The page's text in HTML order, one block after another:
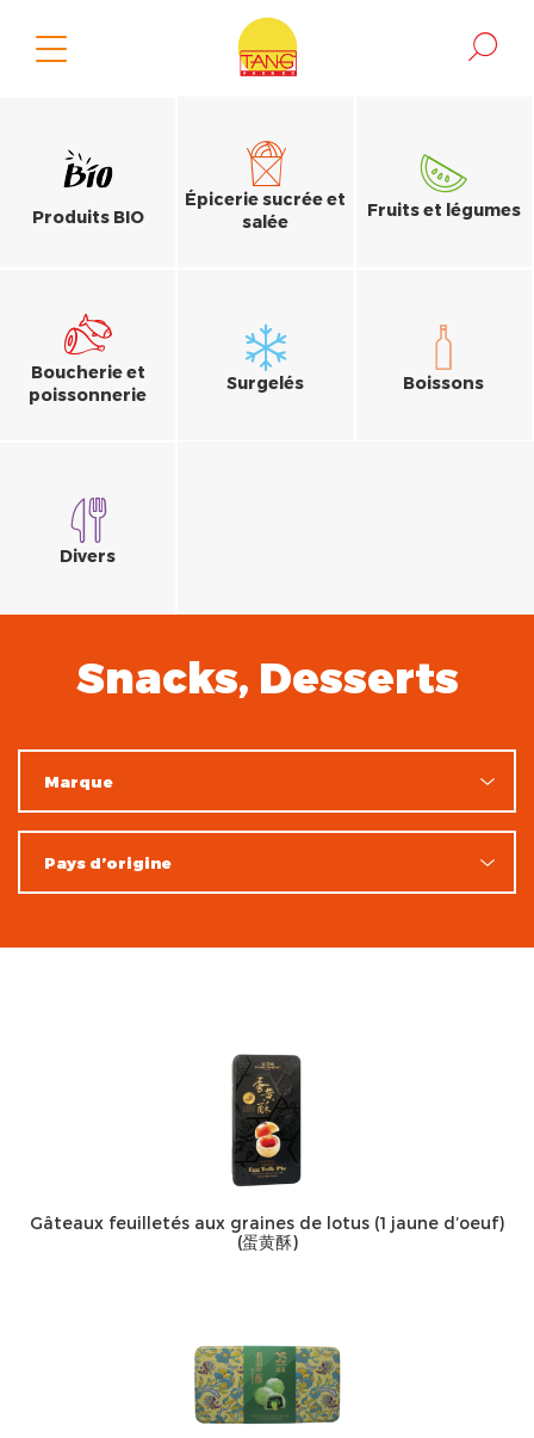
Produits BIO
Épicerie sucrée et
salée
Fruits et légumes
Boucherie et
poissonnerie
Surgelés Boissons
Divers
Snacks, Desserts
Gâteaux feuilletés aux graines de lotus (1 jaune d’oeuf)
(蛋黄酥)